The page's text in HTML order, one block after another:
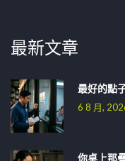
最新文章
最好的點
6 8 月,
你桌上那